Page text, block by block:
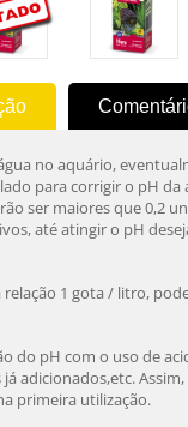
no aquário,
para corrigir o pH da
ser maiores que 0,2
até atingir o pH
relação 1 gota / litro,
do pH com o uso de
adicionados,etc.
primeira utilização.